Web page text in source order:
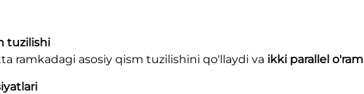
tuzilishi
ramkadagi asosiy qism tuzilishini qo'llaydi va ikki parallel o'ram